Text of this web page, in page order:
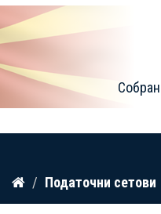
Прескокнете
содржина
Податочни сетови